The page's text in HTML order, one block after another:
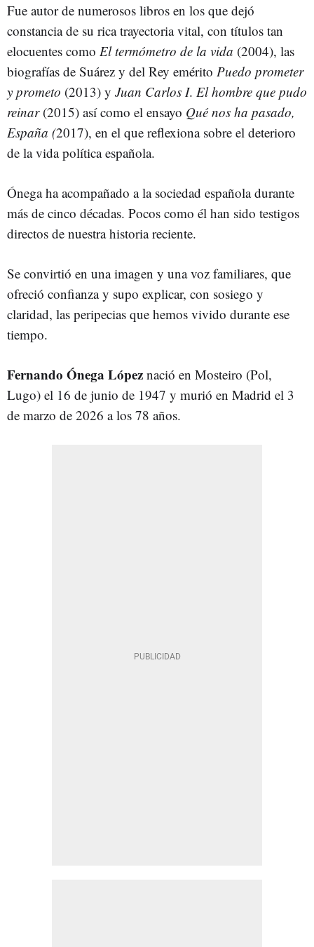
Fue autor de numerosos libros en los que dejó
constancia de su rica trayectoria vital, con títulos tan
elocuentes como El termómetro de la vida (2004), las
biografías de Suárez y del Rey emérito Puedo prometer
y prometo (2013) y Juan Carlos I. El hombre que pudo
reinar(2015) así como el ensayo Qué nos ha pasado,
España (2017), en el que reflexiona sobre el deterioro
de la vida política española.
Ónega ha acompañado a la sociedad española durante
más de cinco décadas. Pocos como él han sido testigos
directos de nuestra historia reciente.
Se convirtió en una imagen y una voz familiares, que
ofreció confianza y supo explicar, con sosiego y
claridad, las peripecias que hemos vivido durante ese
tiempo.
Fernando Ónega López nació en Mosteiro (Pol,
Lugo) el 16 de junio de 1947 y murió en Madrid el 3
de marzo de 2026 a los 78 años.